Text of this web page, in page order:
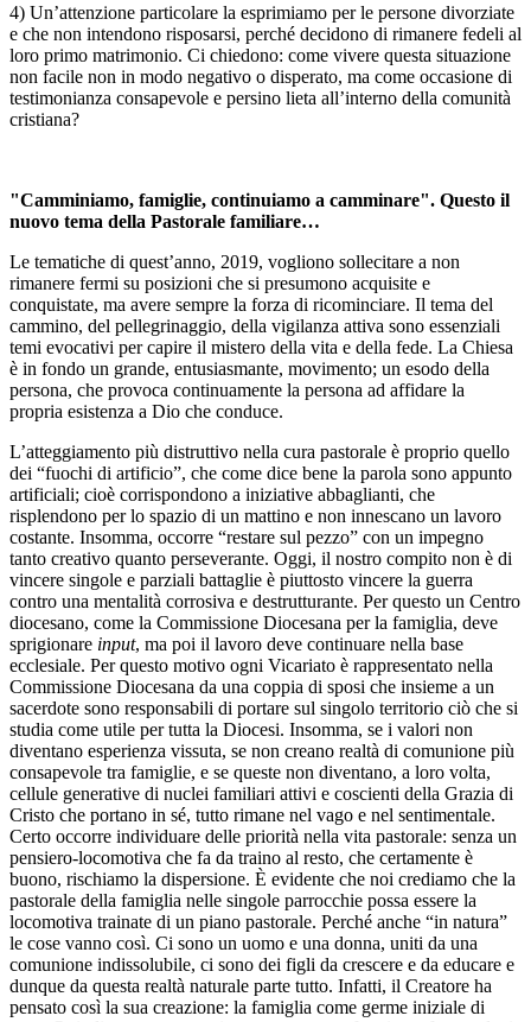
4) Un’attenzione particolare la esprimiamo per le persone divorziate
e che non intendono risposarsi, perché decidono di rimanere fedeli al
loro primo matrimonio. Ci chiedono: come vivere questa situazione
non facile non in modo negativo o disperato, ma come occasione di
testimonianza consapevole e persino lieta all’interno della comunità
cristiana?
"Camminiamo, famiglie, continuiamo a camminare". Questo il
nuovo tema della Pastorale familiare…
Le tematiche di quest’anno, 2019, vogliono sollecitare a non
rimanere fermi su posizioni che si presumono acquisite e
conquistate, ma avere sempre la forza di ricominciare. Il tema del
cammino, del pellegrinaggio, della vigilanza attiva sono essenziali
temi evocativi per capire il mistero della vita e della fede. La Chiesa
è in fondo un grande, entusiasmante, movimento; un esodo della
persona, che provoca continuamente la persona ad affidare la
propria esistenza a Dio che conduce.
L’atteggiamento più distruttivo nella cura pastorale è proprio quello
dei “fuochi di artificio”, che come dice bene la parola sono appunto
artificiali; cioè corrispondono a iniziative abbaglianti, che
risplendono per lo spazio di un mattino e non innescano un lavoro
costante. Insomma, occorre “restare sul pezzo” con un impegno
tanto creativo quanto perseverante. Oggi, il nostro compito non è di
vincere singole e parziali battaglie è piuttosto vincere la guerra
contro una mentalità corrosiva e destrutturante. Per questo un Centro
diocesano, come la Commissione Diocesana per la famiglia, deve
sprigionare input, ma poi il lavoro deve continuare nella base
ecclesiale. Per questo motivo ogni Vicariato è rappresentato nella
Commissione Diocesana da una coppia di sposi che insieme a un
sacerdote sono responsabili di portare sul singolo territorio ciò che si
studia come utile per tutta la Diocesi. Insomma, se i valori non
diventano esperienza vissuta, se non creano realtà di comunione più
consapevole tra famiglie, e se queste non diventano, a loro volta,
cellule generative di nuclei familiari attivi e coscienti della Grazia di
Cristo che portano in sé, tutto rimane nel vago e nel sentimentale.
Certo occorre individuare delle priorità nella vita pastorale: senza un
pensiero-locomotiva che fa da traino al resto, che certamente è
buono, rischiamo la dispersione. È evidente che noi crediamo che la
pastorale della famiglia nelle singole parrocchie possa essere la
locomotiva trainate di un piano pastorale. Perché anche “in natura”
le cose vanno così. Ci sono un uomo e una donna, uniti da una
comunione indissolubile, ci sono dei figli da crescere e da educare e
dunque da questa realtà naturale parte tutto. Infatti, il Creatore ha
pensato così la sua creazione: la famiglia come germe iniziale di